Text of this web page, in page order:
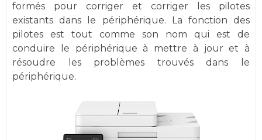
formés pour corriger et corriger les pilotes
existants dans le périphérique. La fonction des
pilotes est tout comme son nom qui est de
conduire le périphérique à mettre à jour et à
résoudre les problèmes trouvés dans le
périphérique.